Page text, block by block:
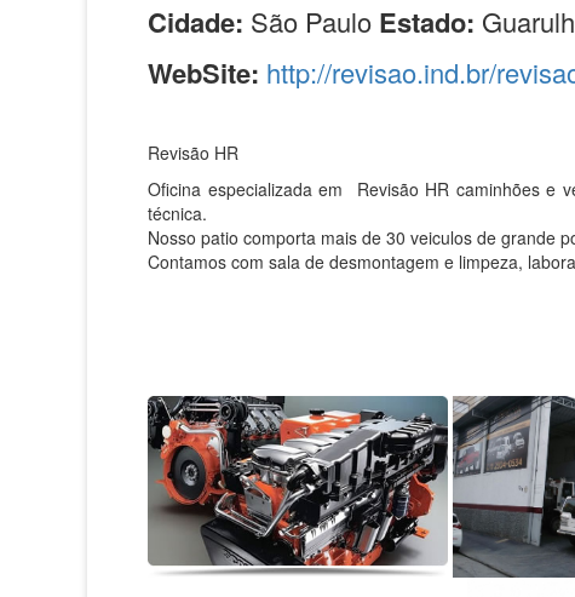
Cidade: São Paulo Estado:
WebSite: http://revisao.ind.br/
Revisão HR
Oficina especializada em Revisão HR caminhões e
técnica.
Nosso patio comporta mais de 30 veiculos de grande
Contamos com sala de desmontagem e limpeza,